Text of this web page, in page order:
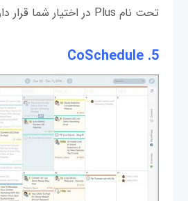
تحت نام Plus در اختیار شما قرار دارد.
5.
CoSchedule